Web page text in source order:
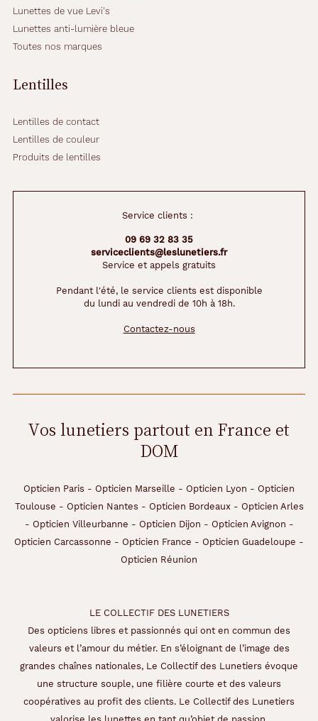
l
g
a
m
e
t
e
t
u
a
o
Lunettes de vue Levi's
Lunettes anti-lumière bleue
Toutes nos marques
Lentilles
Lentilles de contact
Lentilles de couleur
Produits de lentilles
Service clients :
09 69 32 83 35
serviceclients@leslunetiers.fr
Service et appels gratuits
Pendant l'été, le service clients est disponible
du lundi au vendredi de 10h à 18h.
Contactez-nous
Vos lunetiers partout en France et
DOM
Opticien Paris - Opticien Marseille - Opticien Lyon - Opticien
Toulouse - Opticien Nantes - Opticien Bordeaux- Opticien Arles
- Opticien Villeurbanne - Opticien Dijon - Opticien Avignon -
Opticien Carcassonne - Opticien France - Opticien Guadeloupe -
Opticien Réunion
LE COLLECTIF DES LUNETIERS
Des opticiens libres et passionnés qui ont en commun des
valeurs et l’amour du métier. En s’éloignant de l’image des
grandes chaînes nationales, Le Collectif des Lunetiers évoque
une structure souple, une filière courte et des valeurs
coopératives au profit des clients. Le Collectif des Lunetiers